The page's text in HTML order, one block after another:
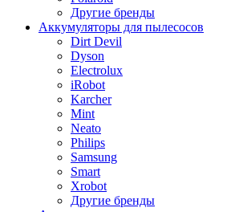
Другие бренды
Аккумуляторы для пылесосов
Dirt Devil
Dyson
Electrolux
iRobot
Karcher
Mint
Neato
Philips
Samsung
Smart
Xrobot
Другие бренды